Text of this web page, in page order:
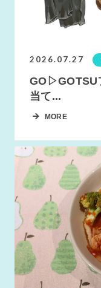
2026.07.27
GO▷GOTSU
当て...
MORE